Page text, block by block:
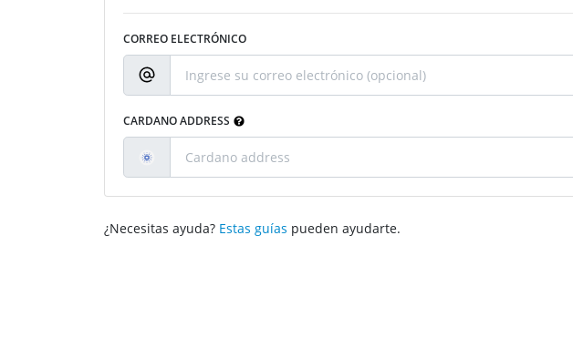
CORREO ELECTRÓNICO
CARDANO ADDRESS
¿Necesitas ayuda? Estas guías pueden ayudarte.